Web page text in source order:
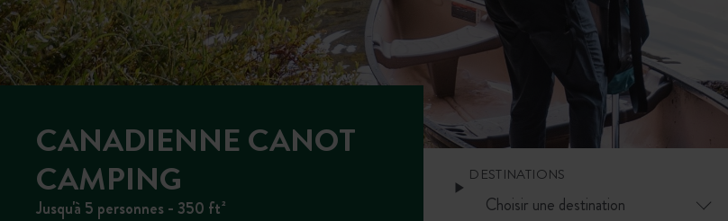
CANADIENNE CANOT
CAMPING
Jusqu'à 5 personnes - 350 ft²
DESTINATIONS